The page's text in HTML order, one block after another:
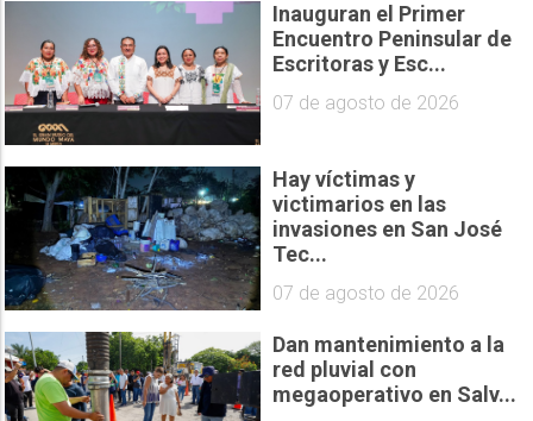
Inauguran el Primer
Encuentro Peninsular de
Escritoras y Esc...
07 de agosto de 2026
Hay víctimas y
victimarios en las
invasiones en San José
Tec...
07 de agosto de 2026
Dan mantenimiento a la
red pluvial con
megaoperativo en Salv...